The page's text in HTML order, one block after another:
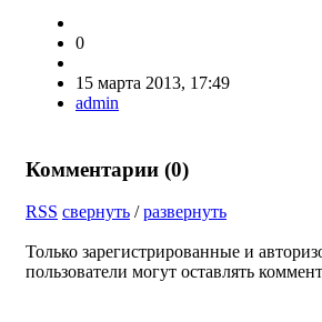
0
15 марта 2013, 17:49
admin
Комментарии (0)
RSS свернуть /развернуть
Только зарегистрированные и
пользователи могут оставлять